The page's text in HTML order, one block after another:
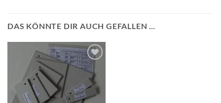
DAS KÖNNTE DIR AUCH GEFALLEN …
Auf die
Wunschliste